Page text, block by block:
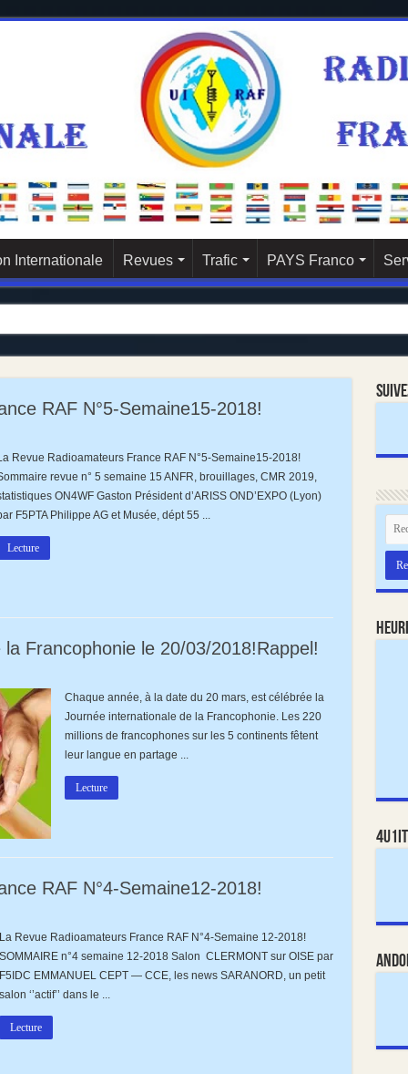
Internationale Revues Trafic PAYS Franco
RAF N°5-Semaine15-2018!
Revue Radioamateurs France RAF N°5-Semaine15-2018!
revue n° 5 semaine 15 ANFR, brouillages, CMR 2019,
ON4WF Gaston Président d’ARISS OND’EXPO (Lyon)
F5PTA Philippe AG et Musée, dépt 55 ...
Lecture
Francophonie le 20/03/2018!Rappel!
Chaque année, à la date du 20 mars, est célébrée la
Journée internationale de la Francophonie. Les 220
millions de francophones sur les 5 continents fêtent
leur langue en partage ...
Lecture
RAF N°4-Semaine12-2018!
La Revue Radioamateurs France RAF N°4-Semaine 12-2018!
SOMMAIRE n°4 semaine 12-2018 Salon CLERMONT sur OISE par
F5IDC EMMANUEL CEPT — CCE, les news SARANORD, un petit
salon ‘’actif’’ dans le ...
Lecture